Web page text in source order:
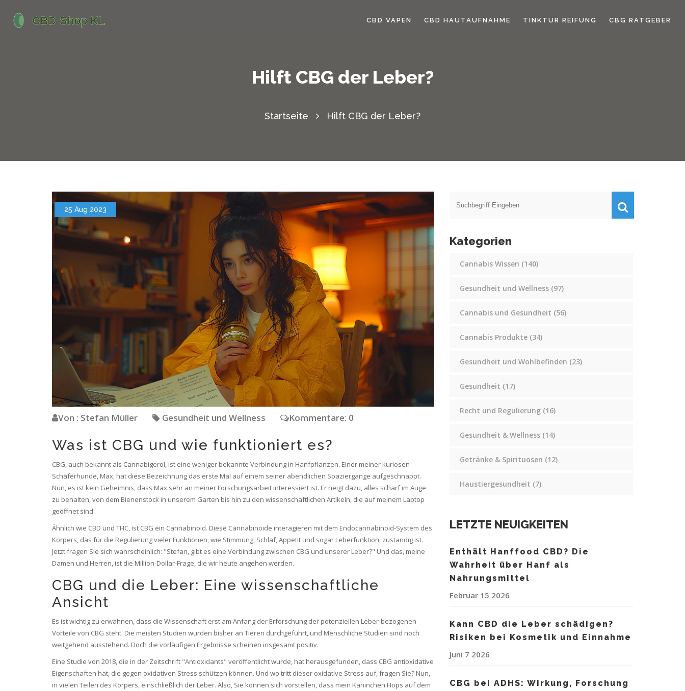
CBD VAPEN CBD HAUTAUFNAHME TINKTUR REIFUNG CBG RATGEBER
Hilft CBG der Leber?
Startseite Hilft CBG der Leber?
25 Aug 2023
Von : Stefan Müller Gesundheit und Wellness Kommentare: 0
Was ist CBG und wie funktioniert es?
CBG, auch bekannt als Cannabigerol, ist eine weniger bekannte Verbindung in Hanfpflanzen. Einer meiner kuriosen
Schäferhunde, Max, hat diese Bezeichnung das erste Mal auf einem seiner abendlichen Spaziergänge aufgeschnappt.
Nun, es ist kein Geheimnis, dass Max sehr an meiner Forschungsarbeit interessiert ist. Er neigt dazu, alles scharf im Auge
zu behalten, von dem Bienenstock in unserem Garten bis hin zu den wissenschaftlichen Artikeln, die auf meinem Laptop
geöffnet sind.
Ähnlich wie CBD und THC, ist CBG ein Cannabinoid. Diese Cannabinoide interagieren mit dem Endocannabinoid-System des
Körpers, das für die Regulierung vieler Funktionen, wie Stimmung, Schlaf, Appetit und sogar Leberfunktion, zuständig ist.
Jetzt fragen Sie sich wahrscheinlich: "Stefan, gibt es eine Verbindung zwischen CBG und unserer Leber?" Und das, meine
Damen und Herren, ist die Million-Dollar-Frage, die wir heute angehen werden.
CBG und die Leber: Eine wissenschaftliche
Ansicht
Es ist wichtig zu erwähnen, dass die Wissenschaft erst am Anfang der Erforschung der potenziellen Leber-bezogenen
Vorteile von CBG steht. Die meisten Studien wurden bisher an Tieren durchgeführt, und Menschliche Studien sind noch
weitgehend ausstehend. Doch die vorläufigen Ergebnisse scheinen insgesamt positiv.
Eine Studie von 2018, die in der Zeitschrift "Antioxidants" veröffentlicht wurde, hat herausgefunden, dass CBG antioxidative
Eigenschaften hat, die gegen oxidativen Stress schützen können. Und wo tritt dieser oxidative Stress auf, fragen Sie? Nun,
in vielen Teilen des Körpers, einschließlich der Leber. Also, Sie können sich vorstellen, dass mein Kaninchen Hops auf dem
Kategorien
Cannabis Wissen (140)
Gesundheit und Wellness (97)
Cannabis und Gesundheit (56)
Cannabis Produkte (34)
Gesundheit und Wohlbefinden (23)
Gesundheit (17)
Recht und Regulierung (16)
Gesundheit & Wellness (14)
Getränke & Spirituosen (12)
Haustiergesundheit (7)
LETZTE NEUIGKEITEN
Enthält Hanffood CBD? Die
Wahrheit über Hanf als
Nahrungsmittel
Februar 15 2026
Kann CBD die Leber schädigen?
Risiken bei Kosmetik und Einnahme
Juni 7 2026
CBG bei ADHS: Wirkung, Forschung